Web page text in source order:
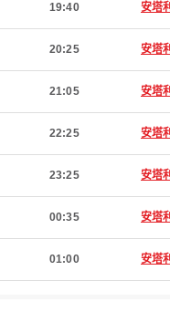
19:40 安塔
20:25 安塔
21:05 安塔
22:25 安塔
23:25 安塔
00:35 安塔
01:00 安塔